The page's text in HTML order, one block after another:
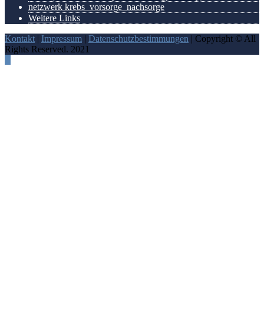
netzwerk krebs_vorsorge_nachsorge
Weitere Links
Kontakt | Impressum | Datenschutzbestimmungen | Copyright © All
Rights Reserved. 2021